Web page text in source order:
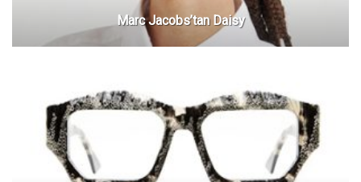
Marc Jacobs’tan Daisy